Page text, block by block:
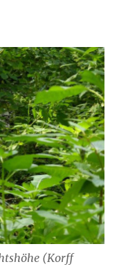
(Korff